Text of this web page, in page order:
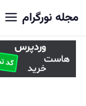
مجله نورگرام